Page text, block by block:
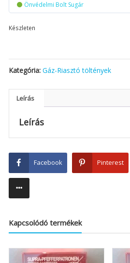
Önvédelmi Bolt Sugár
Készleten
Kategória: Gáz-Riasztó töltények
Leírás
Leírás
Facebook Pinterest
Kapcsolódó termékek